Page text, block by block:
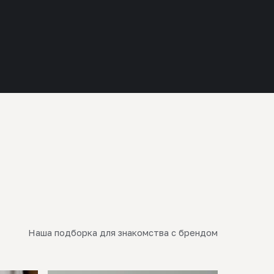
Наша подборка для знакомства с брендом